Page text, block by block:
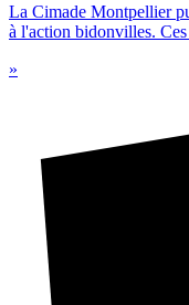
La Cimade Montpellier
à l'action bidonvilles. Ces
»